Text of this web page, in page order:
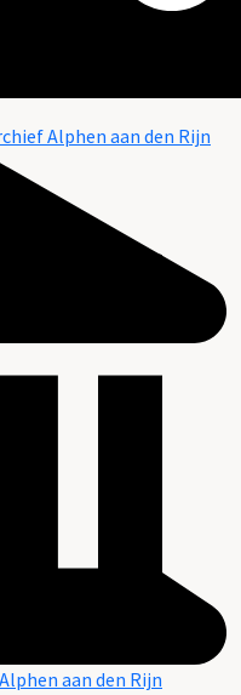
Alphen aan den Rijn
aan den Rijn